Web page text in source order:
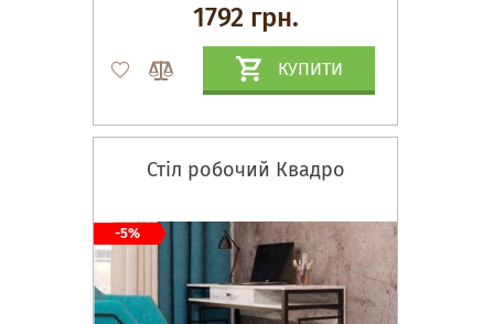
1792 грн.
КУПИТИ
Стіл робочий Квадро
-5%